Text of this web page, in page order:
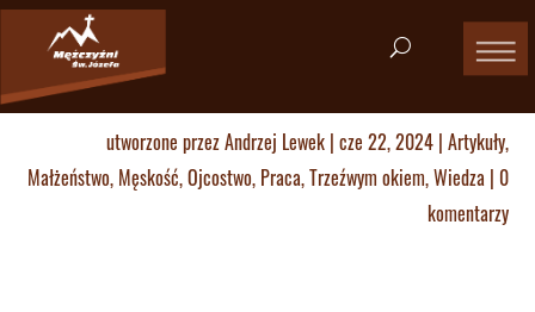
utworzone przezAndrzej Lewek| cze 22, 2024| Artykuły,
Małżeństwo, Męskość,Ojcostwo, Praca,Trzeźwym okiem,Wiedza| 0
komentarzy